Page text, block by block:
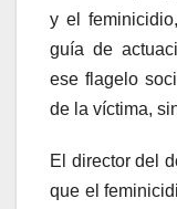
y el
guía de
ese flagelo
de la víctima,
El director del
que el